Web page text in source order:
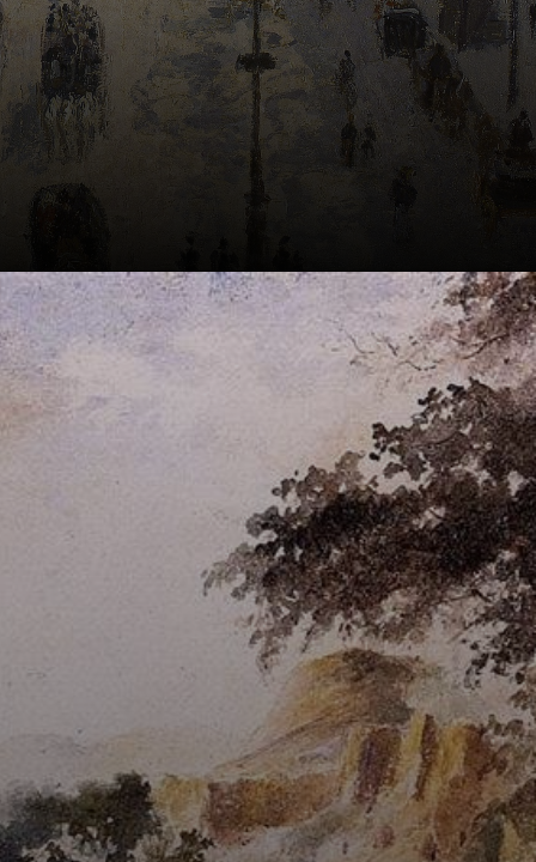
Lá ele conheceu a
galera: Monet,
Cézanne. Juntos,
eles montaram as
primeiras
exposições
impressionistas.